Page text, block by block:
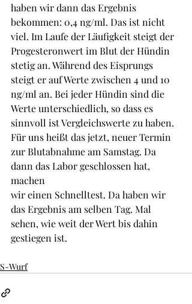
haben wir dann das Ergebnis
bekommen: 0,4 ng/ml. Das ist nicht
viel. Im Laufe der Läufigkeit steigt der
Progesteronwert im Blut der Hündin
stetig an. Während des Eisprungs
steigt er auf Werte zwischen 4 und 10
ng/ml an. Bei jeder Hündin sind die
Werte unterschiedlich, so dass es
sinnvoll ist Vergleichswerte zu haben.
Für uns heißt das jetzt, neuer Termin
zur Blutabnahme am Samstag. Da
dann das Labor geschlossen hat,
machen
wir einen Schnelltest. Da haben wir
das Ergebnis am selben Tag. Mal
sehen, wie weit der Wert bis dahin
gestiegen ist.
S-Wurf